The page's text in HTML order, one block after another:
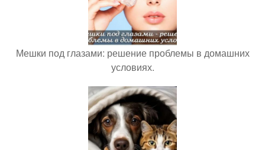
Мешки под глазами: решение проблемы в домашних
условиях.